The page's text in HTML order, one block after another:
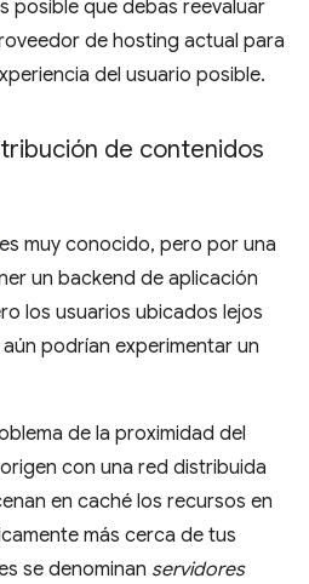
posible que debas reevaluar
de hosting actual para
del usuario posible.
de contenidos
es muy conocido, pero por una
un backend de aplicación
los usuarios ubicados lejos
podrían experimentar un
de la proximidad del
con una red distribuida
en caché los recursos en
más cerca de tus
se denominan servidores